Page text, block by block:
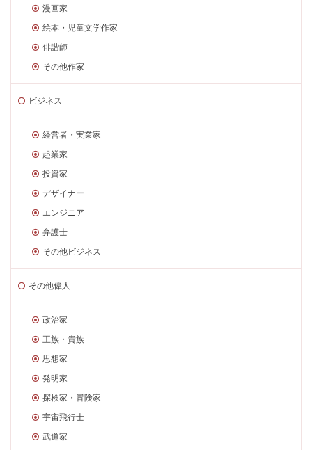
漫画家
絵本・児童文学作家
俳諧師
その他作家
ビジネス
経営者・実業家
起業家
投資家
デザイナー
エンジニア
弁護士
その他ビジネス
その他偉人
政治家
王族・貴族
思想家
発明家
探検家・冒険家
宇宙飛行士
武道家